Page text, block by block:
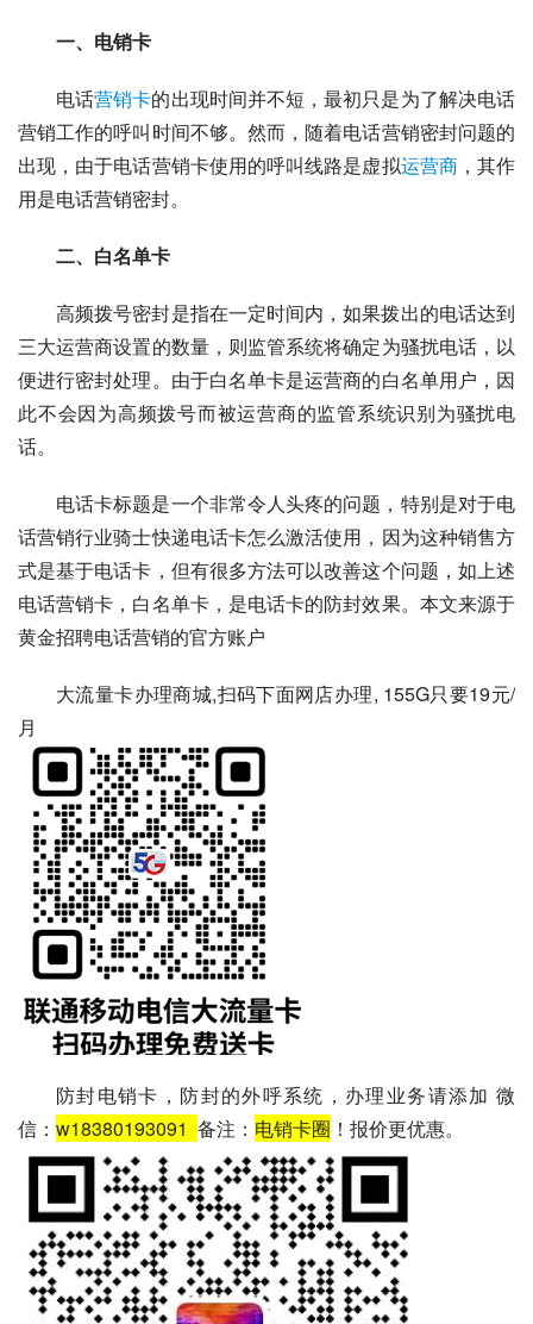
一、电销卡
电话营销卡的出现时间并不短，最初只是为了解决电话
营销工作的呼叫时间不够。然而，随着电话营销密封问题的
出现，由于电话营销卡使用的呼叫线路是虚拟运营商，其作
用是电话营销密封。
二、白名单卡
高频拨号密封是指在一定时间内，如果拨出的电话达到
三大运营商设置的数量，则监管系统将确定为骚扰电话，以
便进行密封处理。由于白名单卡是运营商的白名单用户，因
此不会因为高频拨号而被运营商的监管系统识别为骚扰电
话。
电话卡标题是一个非常令人头疼的问题，特别是对于电
话营销行业骑士快递电话卡怎么激活使用，因为这种销售方
式是基于电话卡，但有很多方法可以改善这个问题，如上述
电话营销卡，白名单卡，是电话卡的防封效果。本文来源于
黄金招聘电话营销的官方账户
大流量卡办理商城,扫码下面网店办理, 155G只要19元/
月
防封电销卡，防封的外呼系统，办理业务请添加 微
信： w18380193091 备注： 电销卡圈 ！报价更优惠。